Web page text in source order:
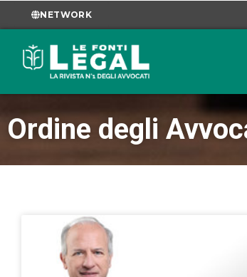
NETWORK
Ordine degli